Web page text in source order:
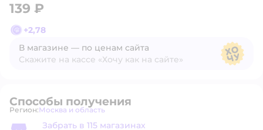
139 ₽
+2,78
В магазине — по ценам сайта
Скажите на кассе «Хочу как на сайте»
Способы получения
Регион: Выбор адреса доставки.
Москва и область
Забрать в 115 магазинах